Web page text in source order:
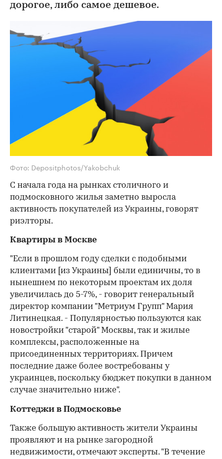
дорогое, либо самое дешевое.
Фото: Depositphotos/Yakobchuk
С начала года на рынках столичного и
подмосковного жилья заметно выросла
активность покупателей из Украины, говорят
риэлторы.
Квартиры в Москве
"Если в прошлом году сделки с подобными
клиентами [из Украины] были единичны, то в
нынешнем по некоторым проектам их доля
увеличилась до 5-7%, - говорит генеральный
директор компании "Метриум Групп" Мария
Литинецкая. - Популярностью пользуются как
новостройки "старой" Москвы, так и жилые
комплексы, расположенные на
присоединенных территориях. Причем
последние даже более востребованы у
украинцев, поскольку бюджет покупки в данном
случае значительно ниже".
Коттеджи в Подмосковье
Также большую активность жители Украины
проявляют и на рынке загородной
недвижимости, отмечают эксперты. "В течение